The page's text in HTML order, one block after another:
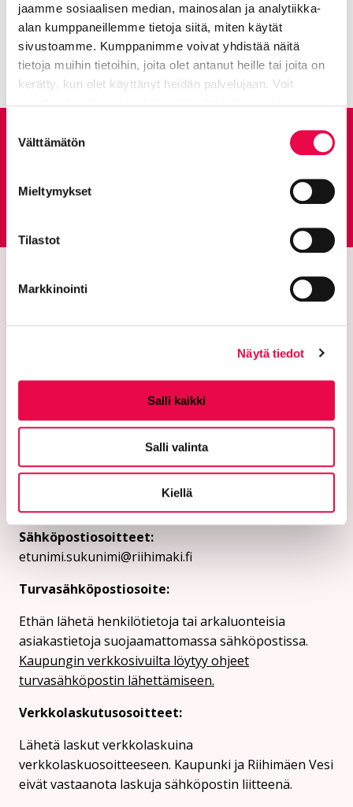
jaamme sosiaalisen median, mainosalan ja analytiikka-
alan kumppaneillemme tietoja siitä, miten käytät
sivustoamme. Kumppanimme voivat yhdistää näitä
tietoja muihin tietoihin, joita olet antanut heille tai joita on
kerätty, kun olet käyttänyt heidän palvelujaan. Voit
valinta
Välttämätön
Mieltymykset
Tilastot
Markkinointi
Näytä tiedot
Salli kaikki
Salli valinta
Kiellä
Kaikki artikkelit: Ajankohtaista
Anna palautetta
PL 125 (Eteläinen Asemakatu 2)
11101 Riihimäki
Sähköpostiosoitteet:
etunimi.sukunimi@riihimaki.fi
Turvasähköpostiosoite:
Ethän lähetä henkilötietoja tai arkaluonteisia
asiakastietoja suojaamattomassa sähköpostissa.
Kaupungin verkkosivuilta löytyy ohjeet
turvasähköpostin lähettämiseen.
Verkkolaskutusosoitteet:
Lähetä laskut verkkolaskuina
verkkolaskuosoitteeseen. Kaupunki ja Riihimäen Vesi
eivät vastaanota laskuja sähköpostin liitteenä.